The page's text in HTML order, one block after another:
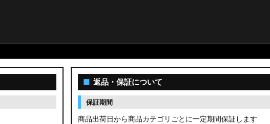
■ 返品・保証について
保証期間
商品出荷日から商品カテゴリごとに一定期間保証します